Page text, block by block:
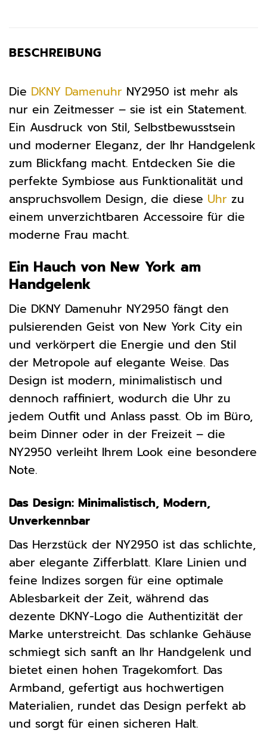
BESCHREIBUNG
Die DKNY Damenuhr NY2950 ist mehr als
nur ein Zeitmesser – sie ist ein Statement.
Ein Ausdruck von Stil, Selbstbewusstsein
und moderner Eleganz, der Ihr Handgelenk
zum Blickfang macht. Entdecken Sie die
perfekte Symbiose aus Funktionalität und
anspruchsvollem Design, die diese Uhr zu
einem unverzichtbaren Accessoire für die
moderne Frau macht.
Ein Hauch von New York am
Handgelenk
Die DKNY Damenuhr NY2950 fängt den
pulsierenden Geist von New York City ein
und verkörpert die Energie und den Stil
der Metropole auf elegante Weise. Das
Design ist modern, minimalistisch und
dennoch raffiniert, wodurch die Uhr zu
jedem Outfit und Anlass passt. Ob im Büro,
beim Dinner oder in der Freizeit – die
NY2950 verleiht Ihrem Look eine besondere
Note.
Das Design: Minimalistisch, Modern,
Unverkennbar
Das Herzstück der NY2950 ist das schlichte,
aber elegante Zifferblatt. Klare Linien und
feine Indizes sorgen für eine optimale
Ablesbarkeit der Zeit, während das
dezente DKNY-Logo die Authentizität der
Marke unterstreicht. Das schlanke Gehäuse
schmiegt sich sanft an Ihr Handgelenk und
bietet einen hohen Tragekomfort. Das
Armband, gefertigt aus hochwertigen
Materialien, rundet das Design perfekt ab
und sorgt für einen sicheren Halt.